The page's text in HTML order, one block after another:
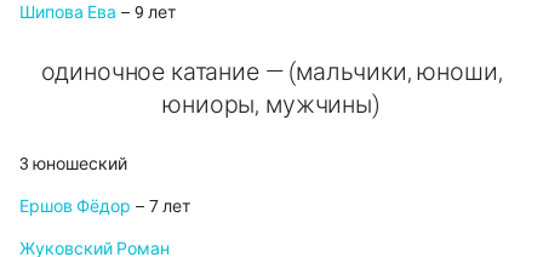
Шипова Ева – 9 лет
одиночное катание — (мальчики, юноши,
юниоры, мужчины)
3 юношеский
Ершов Фёдор – 7 лет
Жуковский Роман